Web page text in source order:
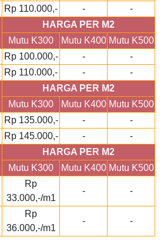
Rp 110.000,- - -
HARGA PER M2
Mutu K300
Mutu K400 Mutu K500
Rp 100.000,- -
-
Rp 110.000,- - -
HARGA PER M2
Mutu K300
Mutu K400 Mutu K500
Rp 135.000,- -
-
Rp 145.000,- - -
HARGA PER M2
Mutu K300
Mutu K400 Mutu K500
Rp
33.000,-/m1
- -
Rp
36.000,-/m1
- -